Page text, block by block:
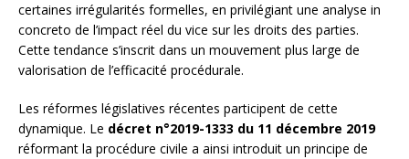
certaines irrégularités formelles, en privilégiant une analyse in
concreto de l’impact réel du vice sur les droits des parties.
Cette tendance s’inscrit dans un mouvement plus large de
valorisation de l’efficacité procédurale.
Les réformes législatives récentes participent de cette
dynamique. Le décret n°2019-1333 du 11 décembre 2019
réformant la procédure civile a ainsi introduit un principe de